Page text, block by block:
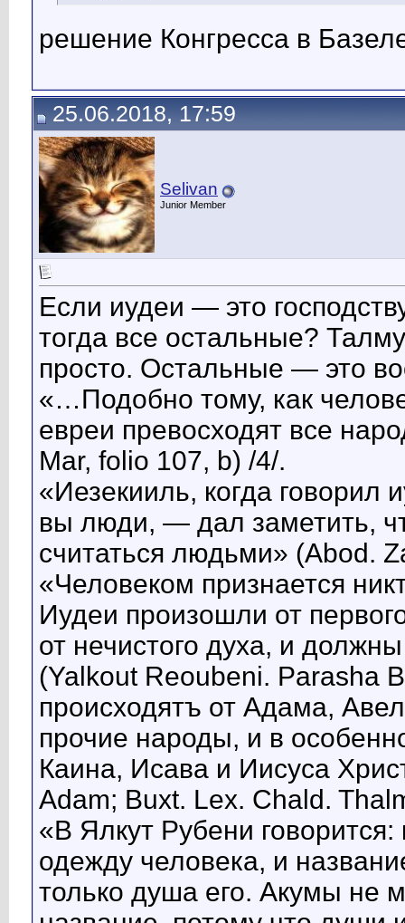
решение Конгресса в
25.06.2018, 17:59
Selivan
Junior Member
Если иудеи — это
тогда все остальные?
просто. Остальные — это
«…Подобно тому, как
евреи превосходят все
Mar, folio 107, b) /4/.
«Иезекииль, когда
вы люди, — дал заметить,
считаться людьми» (Abod.
«Человеком признается
Иудеи произошли от
от нечистого духа, и
(Yalkout Reoubeni. Parasha
происходятъ от Адама,
прочие народы, и в
Каина, Исава и Иисуса
Adam; Buxt. Lex. Chald.
«В Ялкут Рубени
одежду человека, и
только душа его. Акумы не